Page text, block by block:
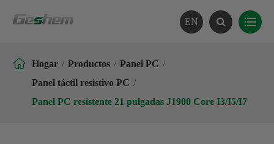
EN
 Hogar Productos
Panel PC
Panel táctil resistivo PC
Panel PC resistente 21 pulgadas J1900 Core I3/I5/I7